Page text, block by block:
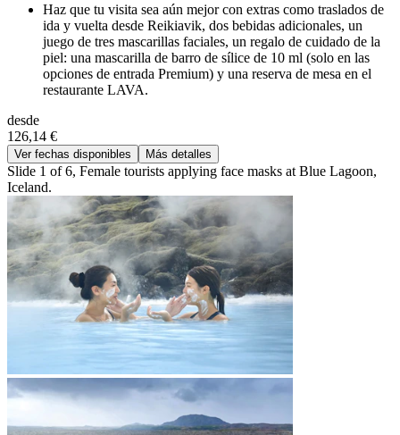
Haz que tu visita sea aún mejor con extras como traslados de
ida y vuelta desde Reikiavik, dos bebidas adicionales, un
juego de tres mascarillas faciales, un regalo de cuidado de la
piel: una mascarilla de barro de sílice de 10 ml (solo en las
opciones de entrada Premium) y una reserva de mesa en el
restaurante LAVA.
desde
126,14 €
Ver fechas disponibles Más detalles
Slide 1 of 6, Female tourists applying face masks at Blue Lagoon,
Iceland.